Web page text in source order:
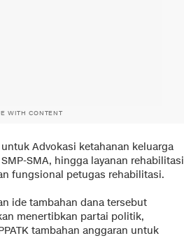
WITH CONTENT
Advokasi ketahanan keluarga
SMA, hingga layanan rehabilitasi
fungsional petugas rehabilitasi.
ide tambahan dana tersebut
menertibkan partai politik,
tambahan anggaran untuk